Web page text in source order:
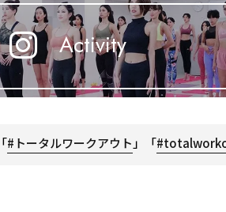
Activity
#トータルワークアウト 」「